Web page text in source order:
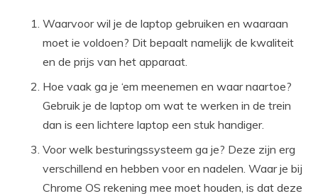
Waarvoor wil je de laptop gebruiken en waaraan
moet ie voldoen? Dit bepaalt namelijk de kwaliteit
en de prijs van het apparaat.
Hoe vaak ga je ‘em meenemen en waar naartoe?
Gebruik je de laptop om wat te werken in de trein
dan is een lichtere laptop een stuk handiger.
Voor welk besturingssysteem ga je? Deze zijn erg
verschillend en hebben voor en nadelen. Waar je bij
Chrome OS rekening mee moet houden, is dat deze